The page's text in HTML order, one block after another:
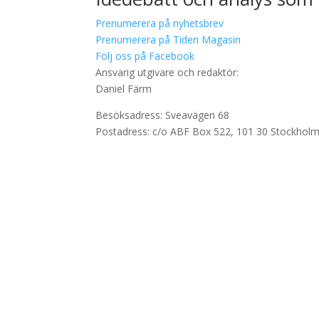
Prenumerera på nyhetsbrev
Prenumerera på Tiden Magasin
Följ oss på Facebook
Ansvarig utgivare och redaktör:
Daniel Färm
Besöksadress: Sveavägen 68
Postadress: c/o ABF Box 522, 101 30